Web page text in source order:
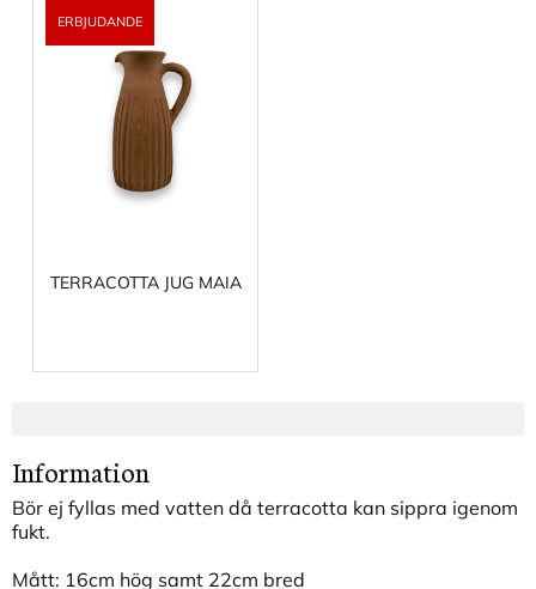
TERRACOTTA JUG MAIA
Information
Bör ej fyllas med vatten då terracotta kan sippra igenom
fukt.
Mått: 16cm hög samt 22cm bred